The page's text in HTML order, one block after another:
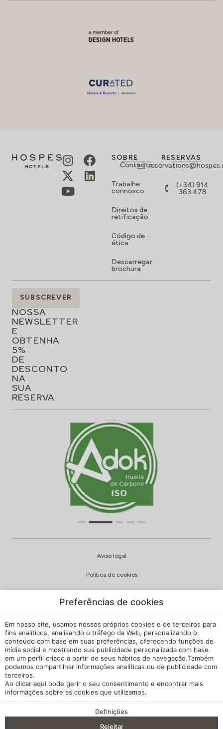
VANTAGENS DA RESERVA
SOBRE
Contacto
Trabalhe
connosco
Direitos de
retificação
Código de
ética
Descarregar
brochura
RESERVAS
(+34) 914
363 478
SUBSCREVA
NOSSA
NEWSLETTER
E
OBTENHA
5%
DE
DESCONTO
NA
SUA
RESERVA
SUBSCREVER
Aviso legal
Política de cookies
Canal de Queixas
Regulamento Interno
Configuração de cookies
A minha reserva
Desenvolvido pormirai
Preferências de cookies
Em nosso site, usamos nossos próprios cookies e de terceiros para
fins analíticos, analisando o tráfego da Web, personalizando o
conteúdo com base em suas preferências, oferecendo funções de
mídia social e mostrando sua publicidade personalizada com base
em um perfil criado a partir de seus hábitos de navegação.Também
podemos compartilhar informações analíticas ou de publicidade com
terceiros.
Ao clicar aqui pode gerir o seu consentimento e encontrar mais
informações sobre as cookies que utilizamos.
Definições
Rejeitar